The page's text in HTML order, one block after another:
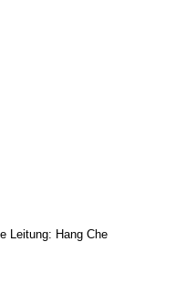
Leitung: Hang Che